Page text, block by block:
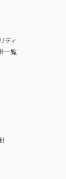
ティ
一覧